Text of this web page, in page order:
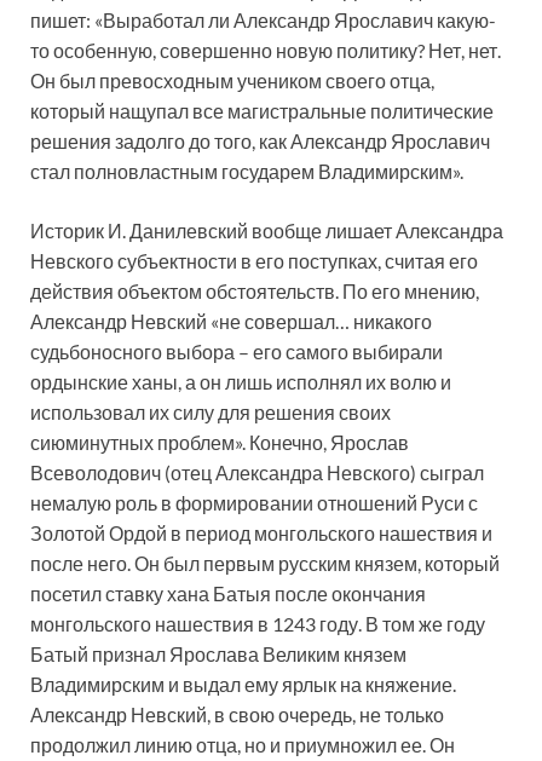
пишет: «Выработал ли Александр Ярославич какую-
то особенную, совершенно новую политику? Нет, нет.
Он был превосходным учеником своего отца,
который нащупал все магистральные политические
решения задолго до того, как Александр Ярославич
стал полновластным государем Владимирским».
Историк И. Данилевский вообще лишает Александра
Невского субъектности в его поступках, считая его
действия объектом обстоятельств. По его мнению,
Александр Невский «не совершал… никакого
судьбоносного выбора – его самого выбирали
ордынские ханы, а он лишь исполнял их волю и
использовал их силу для решения своих
сиюминутных проблем». Конечно, Ярослав
Всеволодович (отец Александра Невского) сыграл
немалую роль в формировании отношений Руси с
Золотой Ордой в период монгольского нашествия и
после него. Он был первым русским князем, который
посетил ставку хана Батыя после окончания
монгольского нашествия в 1243 году. В том же году
Батый признал Ярослава Великим князем
Владимирским и выдал ему ярлык на княжение.
Александр Невский, в свою очередь, не только
продолжил линию отца, но и приумножил ее. Он